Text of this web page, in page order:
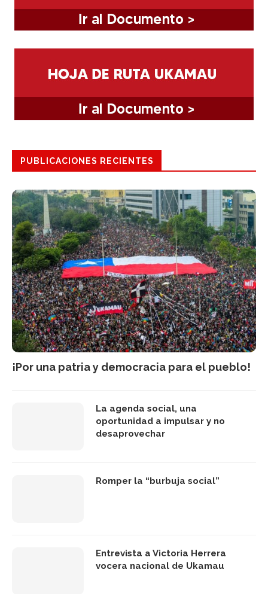
PUBLICACIONES RECIENTES
¡Por una patria y democracia para el pueblo!
La agenda social, una
oportunidad a impulsar y no
desaprovechar
Romper la “burbuja social”
Entrevista a Victoria Herrera
vocera nacional de Ukamau